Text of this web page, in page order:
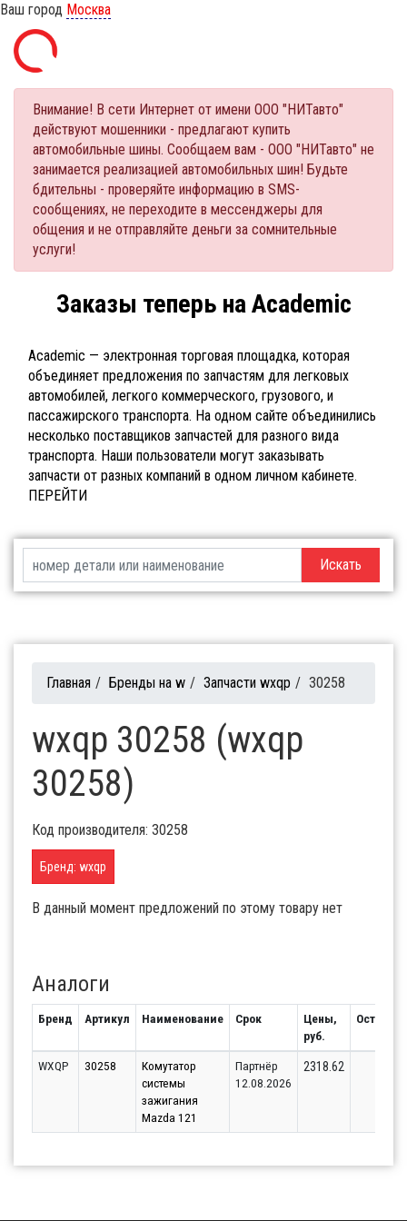
Ваш город Москва
Внимание! В сети Интернет от имени ООО "НИТавто"
действуют мошенники - предлагают купить
автомобильные шины. Сообщаем вам - ООО "НИТавто" не
занимается реализацией автомобильных шин! Будьте
бдительны - проверяйте информацию в SMS-
сообщениях, не переходите в мессенджеры для
общения и не отправляйте деньги за сомнительные
услуги!
Заказы теперь на Academic
Academic — электронная торговая площадка, которая
объединяет предложения по запчастям для легковых
автомобилей, легкого коммерческого, грузового, и
пассажирского транспорта. На одном сайте объединились
несколько поставщиков запчастей для разного вида
транспорта. Наши пользователи могут заказывать
запчасти от разных компаний в одном личном кабинете.
ПЕРЕЙТИ
Искать
Главная / Бренды на w / Запчасти wxqp / 30258
wxqp 30258 (wxqp
30258)
Код производителя: 30258
Бренд: wxqp
В данный момент предложений по этому товару нет
Аналоги
Бренд Артикул Наименование Срок
Цены,
руб.
Остаток
WXQP 30258
Комутатор
системы
зажигания
Mazda 121
Партнёр
12.08.2026
2318.62